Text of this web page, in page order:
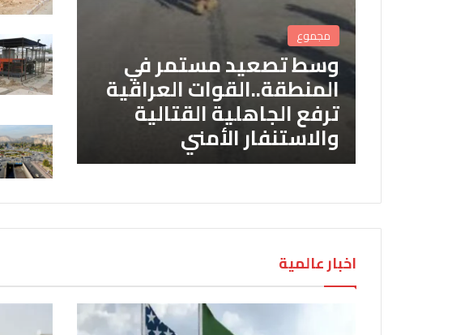
مجموع
وسط تصعيد مستمر في
المنطقة..القوات العراقية
ترفع الجاهلية القتالية
والاستنفار الأمني
اخبار عالمية